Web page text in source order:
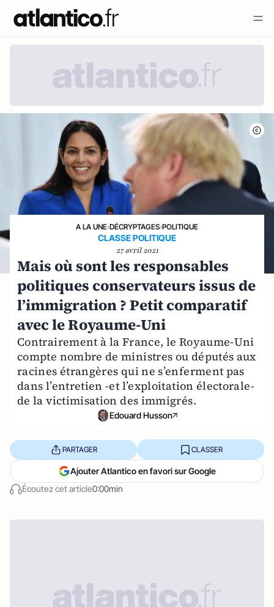
A LA UNE›DÉCRYPTAGES›POLITIQUE
CLASSE POLITIQUE
27 avril 2021
Mais où sont les responsables
politiques conservateurs issus de
l’immigration ? Petit comparatif
avec le Royaume-Uni
Contrairement à la France, le Royaume-Uni
compte nombre de ministres ou députés aux
racines étrangères qui ne s’enferment pas
dans l’entretien -et l’exploitation électorale-
de la victimisation des immigrés.
Edouard Husson
Écoutez cet article0:00min
PARTAGER CLASSER
Ajouter Atlantico en favori sur Google